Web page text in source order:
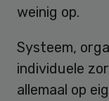
weinig op.
Systeem,
individuele
allemaal op